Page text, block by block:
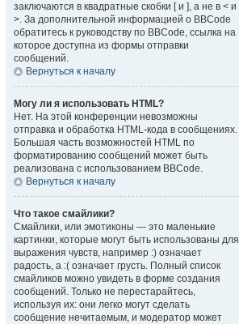
заключаются в квадратные скобки [ и ], а не в < и
>. За дополнительной информацией о BBCode
обратитесь к руководству по BBCode, ссылка на
которое доступна из формы отправки
сообщений.
Вернуться к началу
Могу ли я использовать HTML?
Нет. На этой конференции невозможны
отправка и обработка HTML-кода в сообщениях.
Большая часть возможностей HTML по
форматированию сообщений может быть
реализована с использованием BBCode.
Вернуться к началу
Что такое смайлики?
Смайлики, или эмотиконы — это маленькие
картинки, которые могут быть использованы для
выражения чувств, например :) означает
радость, а :( означает грусть. Полный список
смайликов можно увидеть в форме создания
сообщений. Только не перестарайтесь,
используя их: они легко могут сделать
сообщение нечитаемым, и модератор может